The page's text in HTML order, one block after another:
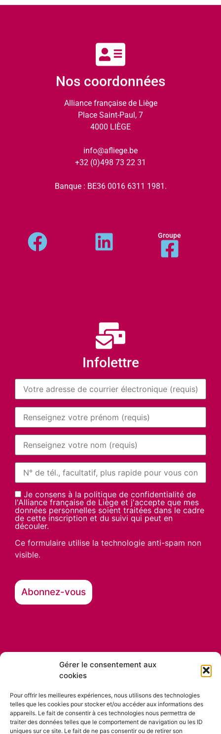
Gérer le consentement aux
cookies
Pour offrir les meilleures expériences, nous utilisons des technologies
telles que les cookies pour stocker et/ou accéder aux informations des
appareils. Le fait de consentir à ces technologies nous permettra de
traiter des données telles que le comportement de navigation ou les ID
uniques sur ce site. Le fait de ne pas consentir ou de retirer son
Nos coordonnées
Alliance française de Liège
Place Saint-Paul, 7
4000 LIÈGE
info@afliege.be
+32 (0)498 73 22 31
Banque : BE36 0016 6311 1981.
Groupe
Infolettre
Je consens à la politique de confidentialité de
l'Alliance française de Liège et j'accepte que mes
données personnelles soient traitées dans le cadre
de cette inscription et du suivi qui peut en
découler.
Ce formulaire utilise la technologie anti-spam non
visible.
Nos partenaires